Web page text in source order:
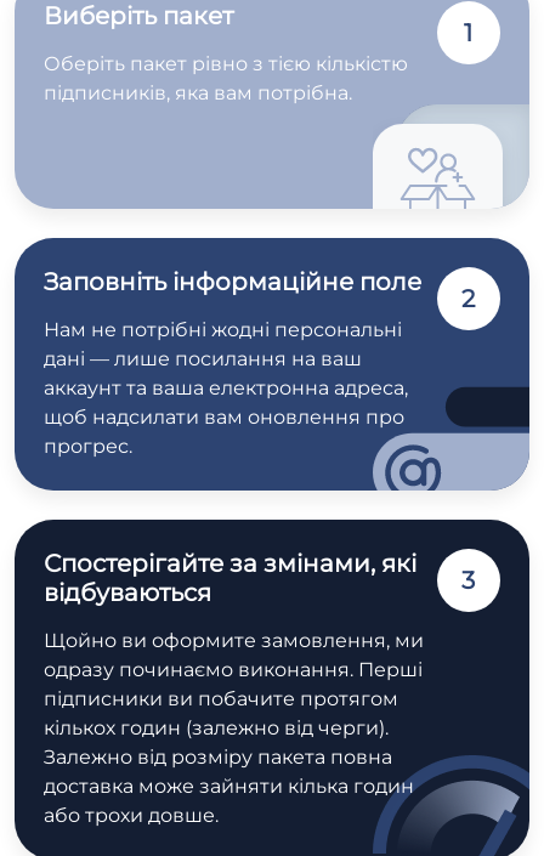
Виберіть пакет
Оберіть пакет рівно з тією кількістю
підписників, яка вам потрібна.
1
Заповніть інформаційне поле
Нам не потрібні жодні персональні
дані — лише посилання на ваш
аккаунт та ваша електронна адреса,
щоб надсилати вам оновлення про
прогрес.
2
Спостерігайте за змінами, які
відбуваються
Щойно ви оформите замовлення, ми
одразу починаємо виконання. Перші
підписники ви побачите протягом
кількох годин (залежно від черги).
Залежно від розміру пакета повна
доставка може зайняти кілька годин
або трохи довше.
3